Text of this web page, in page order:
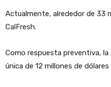
Actualmente, alrededor de 33
CalFresh.
Como respuesta preventiva,
única de 12 millones de